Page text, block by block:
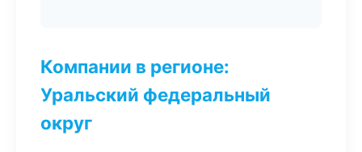
Компании в регионе:
Уральский федеральный
округ